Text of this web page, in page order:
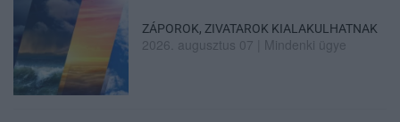
ZÁPOROK, ZIVATAROK KIALAKULHATNAK
2026. augusztus 07 Mindenki ügye